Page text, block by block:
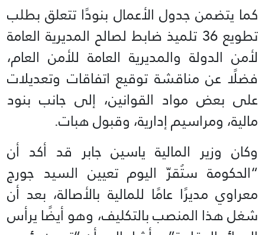
كما يتضمن جدول الأعمال بنودًا تتعلق بطلب
تطويع 36 تلميذ ضابط لصالح المديرية العامة
لأمن الدولة والمديرية العامة للأمن العام،
فضلًا عن مناقشة توقيع اتفاقات وتعديلات
على بعض مواد القوانين، إلى جانب بنود
مالية، ومراسيم إدارية، وقبول هبات.
وكان وزير المالية ياسين جابر قد أكد أن
“الحكومة ستُقرّ اليوم تعيين السيد جورج
معراوي مديرًا عامًا للمالية بالأصالة، بعد أن
شغل هذا المنصب بالتكليف، وهو أيضًا يرأس